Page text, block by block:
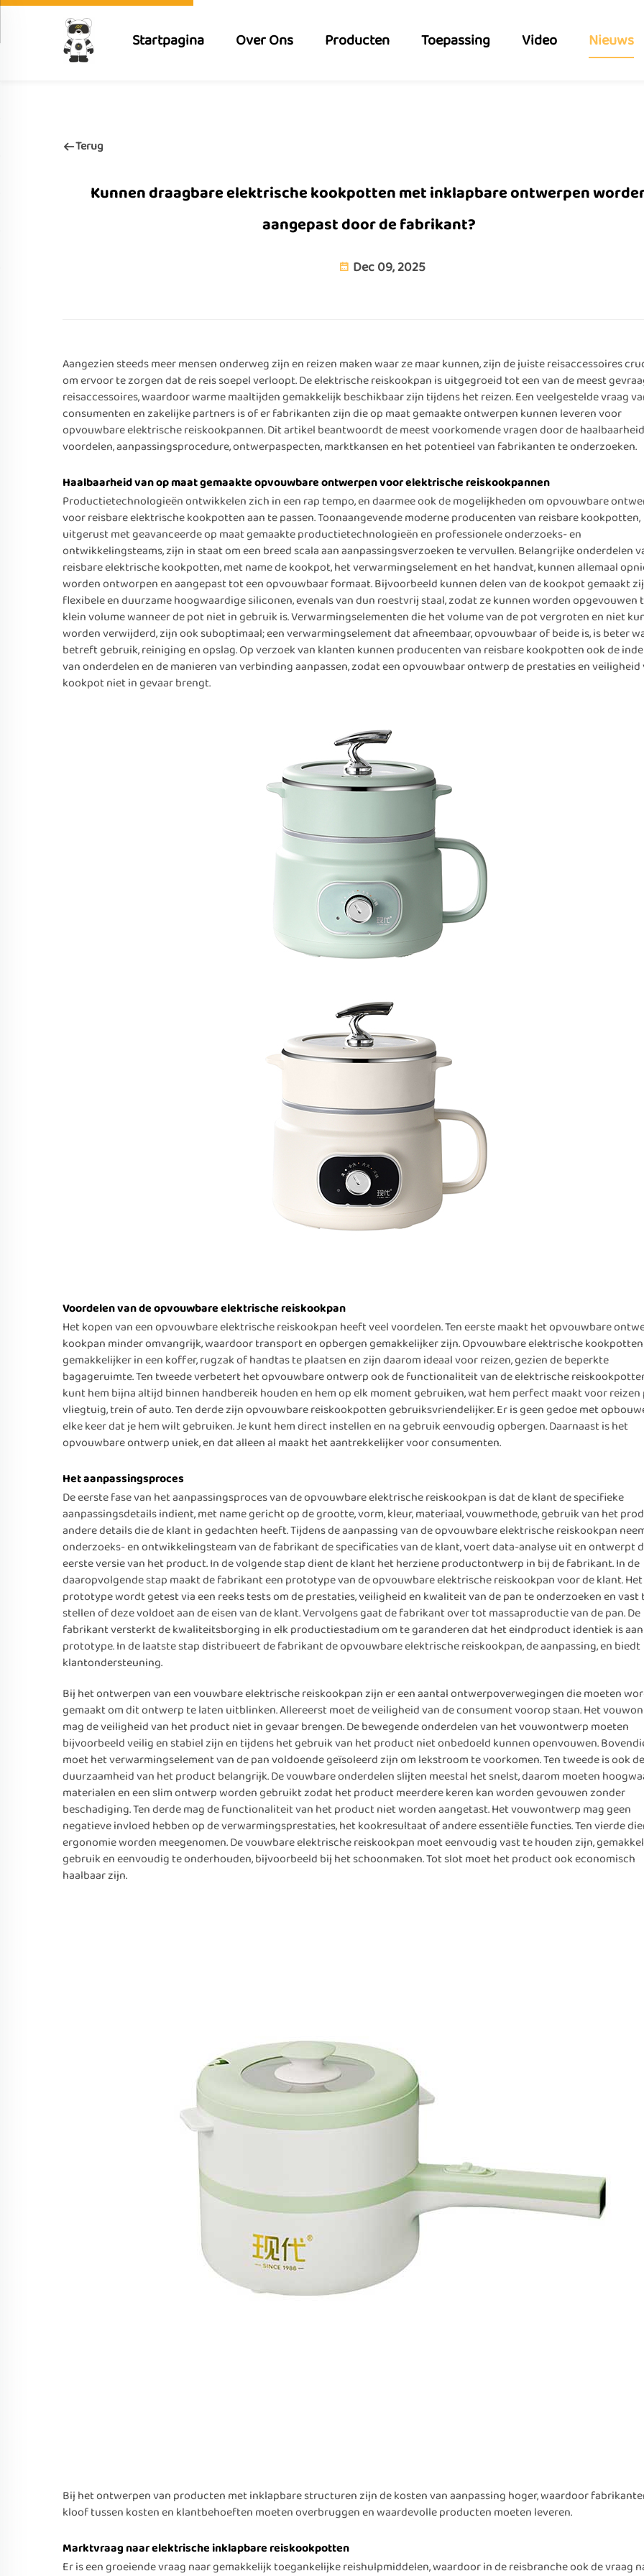
Startpagina Over Ons Producten Toepassing Video Nieuws
Terug
Kunnen draagbare elektrische kookpotten met inklapbare ontwerpen
aangepast door de fabrikant?
Dec 09, 2025
Aangezien steeds meer mensen onderweg zijn en reizen maken waar ze maar kunnen, zijn de juiste reisaccessoires
om ervoor te zorgen dat de reis soepel verloopt. De elektrische reiskookpan is uitgegroeid tot een van de meest
reisaccessoires, waardoor warme maaltijden gemakkelijk beschikbaar zijn tijdens het reizen. Een veelgestelde vraag
consumenten en zakelijke partners is of er fabrikanten zijn die op maat gemaakte ontwerpen kunnen leveren voor
opvouwbare elektrische reiskookpannen. Dit artikel beantwoordt de meest voorkomende vragen door de
voordelen, aanpassingsprocedure, ontwerpaspecten, marktkansen en het potentieel van fabrikanten te onderzoeken.
Haalbaarheid van op maat gemaakte opvouwbare ontwerpen voor elektrische reiskookpannen
Productietechnologieën ontwikkelen zich in een rap tempo, en daarmee ook de mogelijkheden om opvouwbare
voor reisbare elektrische kookpotten aan te passen. Toonaangevende moderne producenten van reisbare kookpotten,
uitgerust met geavanceerde op maat gemaakte productietechnologieën en professionele onderzoeks- en
ontwikkelingsteams, zijn in staat om een breed scala aan aanpassingsverzoeken te vervullen. Belangrijke onderdelen
reisbare elektrische kookpotten, met name de kookpot, het verwarmingselement en het handvat, kunnen allemaal
worden ontworpen en aangepast tot een opvouwbaar formaat. Bijvoorbeeld kunnen delen van de kookpot gemaakt
flexibele en duurzame hoogwaardige siliconen, evenals van dun roestvrij staal, zodat ze kunnen worden opgevouwen
klein volume wanneer de pot niet in gebruik is. Verwarmingselementen die het volume van de pot vergroten en niet
worden verwijderd, zijn ook suboptimaal; een verwarmingselement dat afneembaar, opvouwbaar of beide is, is beter
betreft gebruik, reiniging en opslag. Op verzoek van klanten kunnen producenten van reisbare kookpotten ook de
van onderdelen en de manieren van verbinding aanpassen, zodat een opvouwbaar ontwerp de prestaties en veiligheid
kookpot niet in gevaar brengt.
Voordelen van de opvouwbare elektrische reiskookpan
Het kopen van een opvouwbare elektrische reiskookpan heeft veel voordelen. Ten eerste maakt het opvouwbare
kookpan minder omvangrijk, waardoor transport en opbergen gemakkelijker zijn. Opvouwbare elektrische
gemakkelijker in een koffer, rugzak of handtas te plaatsen en zijn daarom ideaal voor reizen, gezien de beperkte
bagageruimte. Ten tweede verbetert het opvouwbare ontwerp ook de functionaliteit van de elektrische
kunt hem bijna altijd binnen handbereik houden en hem op elk moment gebruiken, wat hem perfect maakt voor reizen
vliegtuig, trein of auto. Ten derde zijn opvouwbare reiskookpotten gebruiksvriendelijker. Er is geen gedoe met
elke keer dat je hem wilt gebruiken. Je kunt hem direct instellen en na gebruik eenvoudig opbergen. Daarnaast is het
opvouwbare ontwerp uniek, en dat alleen al maakt het aantrekkelijker voor consumenten.
Het aanpassingsproces
De eerste fase van het aanpassingsproces van de opvouwbare elektrische reiskookpan is dat de klant de specifieke
aanpassingsdetails indient, met name gericht op de grootte, vorm, kleur, materiaal, vouwmethode, gebruik van het
andere details die de klant in gedachten heeft. Tijdens de aanpassing van de opvouwbare elektrische reiskookpan
onderzoeks- en ontwikkelingsteam van de fabrikant de specificaties van de klant, voert data-analyse uit en ontwerpt
eerste versie van het product. In de volgende stap dient de klant het herziene productontwerp in bij de fabrikant. In de
daaropvolgende stap maakt de fabrikant een prototype van de opvouwbare elektrische reiskookpan voor de klant. Het
prototype wordt getest via een reeks tests om de prestaties, veiligheid en kwaliteit van de pan te onderzoeken en vast
stellen of deze voldoet aan de eisen van de klant. Vervolgens gaat de fabrikant over tot massaproductie van de pan. De
fabrikant versterkt de kwaliteitsborging in elk productiestadium om te garanderen dat het eindproduct identiek is
prototype. In de laatste stap distribueert de fabrikant de opvouwbare elektrische reiskookpan, de aanpassing, en biedt
klantondersteuning.
Bij het ontwerpen van een vouwbare elektrische reiskookpan zijn er een aantal ontwerpoverwegingen die moeten
gemaakt om dit ontwerp te laten uitblinken. Allereerst moet de veiligheid van de consument voorop staan. Het
mag de veiligheid van het product niet in gevaar brengen. De bewegende onderdelen van het vouwontwerp moeten
bijvoorbeeld veilig en stabiel zijn en tijdens het gebruik van het product niet onbedoeld kunnen openvouwen.
moet het verwarmingselement van de pan voldoende geïsoleerd zijn om lekstroom te voorkomen. Ten tweede is ook de
duurzaamheid van het product belangrijk. De vouwbare onderdelen slijten meestal het snelst, daarom moeten
materialen en een slim ontwerp worden gebruikt zodat het product meerdere keren kan worden gevouwen zonder
beschadiging. Ten derde mag de functionaliteit van het product niet worden aangetast. Het vouwontwerp mag geen
negatieve invloed hebben op de verwarmingsprestaties, het kookresultaat of andere essentiële functies. Ten vierde
ergonomie worden meegenomen. De vouwbare elektrische reiskookpan moet eenvoudig vast te houden zijn,
gebruik en eenvoudig te onderhouden, bijvoorbeeld bij het schoonmaken. Tot slot moet het product ook economisch
haalbaar zijn.
Bij het ontwerpen van producten met inklapbare structuren zijn de kosten van aanpassing hoger, waardoor
kloof tussen kosten en klantbehoeften moeten overbruggen en waardevolle producten moeten leveren.
Marktvraag naar elektrische inklapbare reiskookpotten
Er is een groeiende vraag naar gemakkelijk toegankelijke reishulpmiddelen, waardoor in de reisbranche ook de vraag